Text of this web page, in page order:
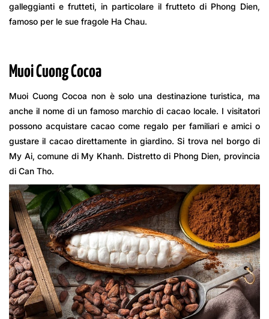
galleggianti e frutteti, in particolare il frutteto di Phong Dien,
famoso per le sue fragole Ha Chau.
Muoi Cuong Cocoa
Muoi Cuong Cocoa non è solo una destinazione turistica, ma
anche il nome di un famoso marchio di cacao locale. I visitatori
possono acquistare cacao come regalo per familiari e amici o
gustare il cacao direttamente in giardino. Si trova nel borgo di
My Ai, comune di My Khanh. Distretto di Phong Dien, provincia
di Can Tho.